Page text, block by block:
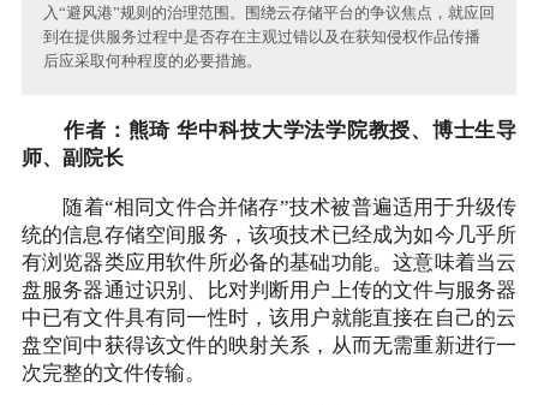
入“避风港”规则的治理范围。围绕云存储平台的争议焦点，就应回
到在提供服务过程中是否存在主观过错以及在获知侵权作品传播
后应采取何种程度的必要措施。
作者：熊琦 华中科技大学法学院教授、博士生导
师、副院长
随着“相同文件合并储存”技术被普遍适用于升级传
统的信息存储空间服务，该项技术已经成为如今几乎所
有浏览器类应用软件所必备的基础功能。这意味着当云
盘服务器通过识别、比对判断用户上传的文件与服务器
中已有文件具有同一性时，该用户就能直接在自己的云
盘空间中获得该文件的映射关系，从而无需重新进行一
次完整的文件传输。